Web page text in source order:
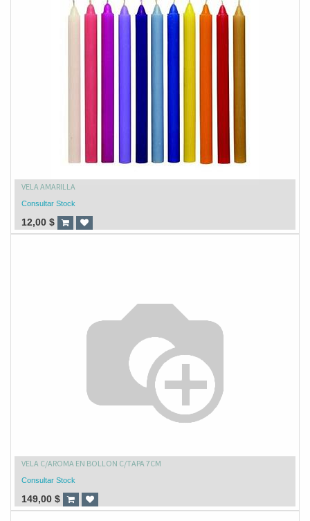
VELA AMARILLA
Consultar Stock
12,00 $
VELA C/AROMA EN BOLLON C/TAPA 7CM
Consultar Stock
149,00 $